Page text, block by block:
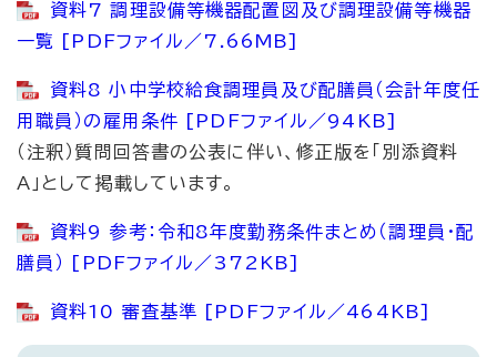
資料7 調理設備等機器配置図及び調理設備等機器
一覧 [PDFファイル／7.66MB]
資料8 小中学校給食調理員及び配膳員（会計年度任
用職員）の雇用条件 [PDFファイル／94KB]
（注釈）質問回答書の公表に伴い、修正版を「別添資料
A」として掲載しています。​
資料9 参考：令和8年度勤務条件まとめ（調理員・配
膳員） [PDFファイル／372KB]
資料10 審査基準 [PDFファイル／464KB]